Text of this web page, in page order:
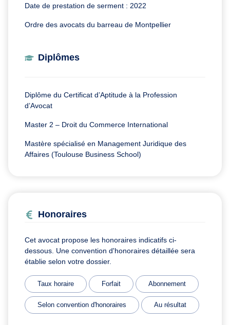
Date de prestation de serment : 2022
Ordre des avocats du barreau de Montpellier
Diplômes
Diplôme du Certificat d’Aptitude à la Profession
d’Avocat
Master 2 – Droit du Commerce International
Mastère spécialisé en Management Juridique des
Affaires (Toulouse Business School)
Honoraires
Cet avocat propose les honoraires indicatifs ci-
dessous. Une convention d'honoraires détaillée sera
établie selon votre dossier.
Taux horaire Forfait Abonnement
Selon convention d'honoraires Au résultat